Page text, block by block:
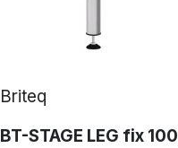
Briteq
BT-STAGE LEG fix 100